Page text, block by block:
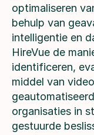
optimaliseren
behulp van
intelligentie en
HireVue de
identificeren,
middel van
organisaties in
gestuurde